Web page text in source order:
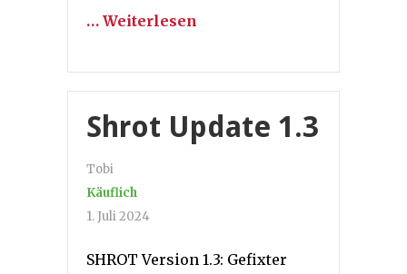
… Weiterlesen
Shrot Update 1.3
Tobi
Käuflich
1. Juli 2024
SHROT Version 1.3: Gefixter